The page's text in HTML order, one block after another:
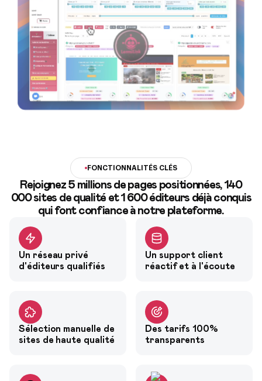
FONCTIONNALITÉS CLÉS
Rejoignez 5 millions de pages positionnées, 140
000 sites de qualité et1 600 éditeurs déjà conquis
qui font confiance à notre plateforme.
Un réseau privé
d'éditeurs qualifiés
Un support client
réactif et à l'écoute
Sélection manuelle de
sites de haute qualité
Des tarifs 100%
transparents